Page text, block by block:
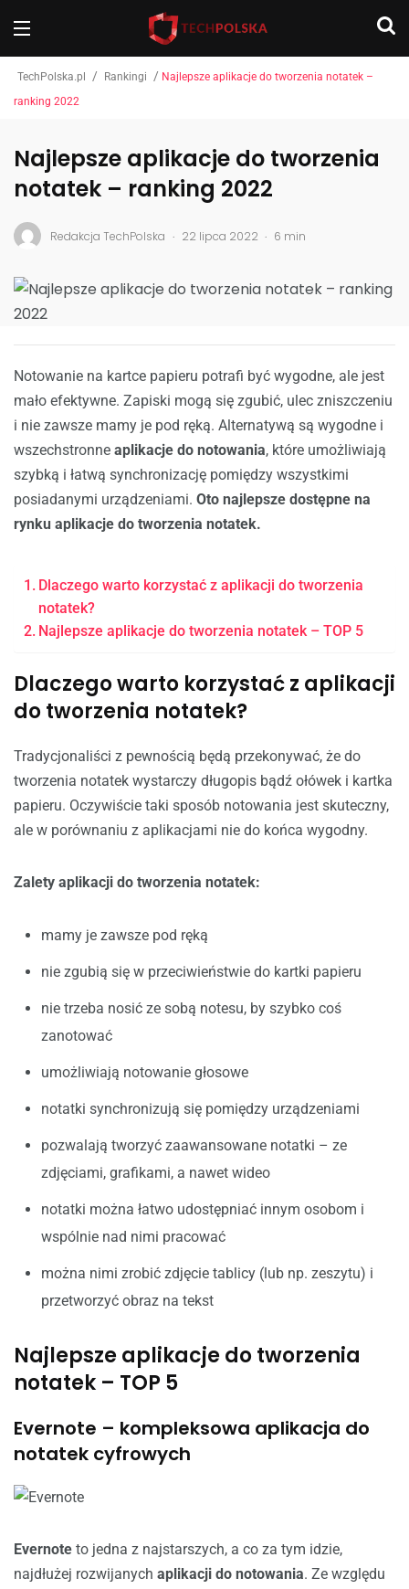
TechPolska.pl / Rankingi / Najlepsze aplikacje do tworzenia notatek –
ranking 2022
Najlepsze aplikacje do tworzenia
notatek – ranking 2022
Redakcja TechPolska . 22 lipca 2022 . 6 min
Notowanie na kartce papieru potrafi być wygodne, ale jest
mało efektywne. Zapiski mogą się zgubić, ulec zniszczeniu
i nie zawsze mamy je pod ręką. Alternatywą są wygodne i
wszechstronne aplikacje do notowania, które umożliwiają
szybką i łatwą synchronizację pomiędzy wszystkimi
posiadanymi urządzeniami. Oto najlepsze dostępne na
rynku aplikacje do tworzenia notatek.
Dlaczego warto korzystać z aplikacji do tworzenia
notatek?
Najlepsze aplikacje do tworzenia notatek – TOP 5
Dlaczego warto korzystać z aplikacji
do tworzenia notatek?
Tradycjonaliści z pewnością będą przekonywać, że do
tworzenia notatek wystarczy długopis bądź ołówek i kartka
papieru. Oczywiście taki sposób notowania jest skuteczny,
ale w porównaniu z aplikacjami nie do końca wygodny.
Zalety aplikacji do tworzenia notatek:
mamy je zawsze pod ręką
nie zgubią się w przeciwieństwie do kartki papieru
nie trzeba nosić ze sobą notesu, by szybko coś
zanotować
umożliwiają notowanie głosowe
notatki synchronizują się pomiędzy urządzeniami
pozwalają tworzyć zaawansowane notatki – ze
zdjęciami, grafikami, a nawet wideo
notatki można łatwo udostępniać innym osobom i
wspólnie nad nimi pracować
można nimi zrobić zdjęcie tablicy (lub np. zeszytu) i
przetworzyć obraz na tekst
Najlepsze aplikacje do tworzenia
notatek – TOP 5
Evernote – kompleksowa aplikacja do
notatek cyfrowych
Evernote to jedna z najstarszych, a co za tym idzie,
najdłużej rozwijanych aplikacji do notowania. Ze względu